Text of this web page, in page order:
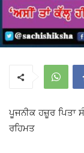
ਪੂਜਨੀਕ ਹਜ਼ੂਰ ਪਿਤਾ
ਰਹਿਮਤ